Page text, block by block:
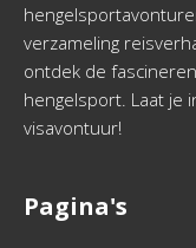
verzameling
ontdek de
hengelsport. Laat je
visavontuur!
Pagina's